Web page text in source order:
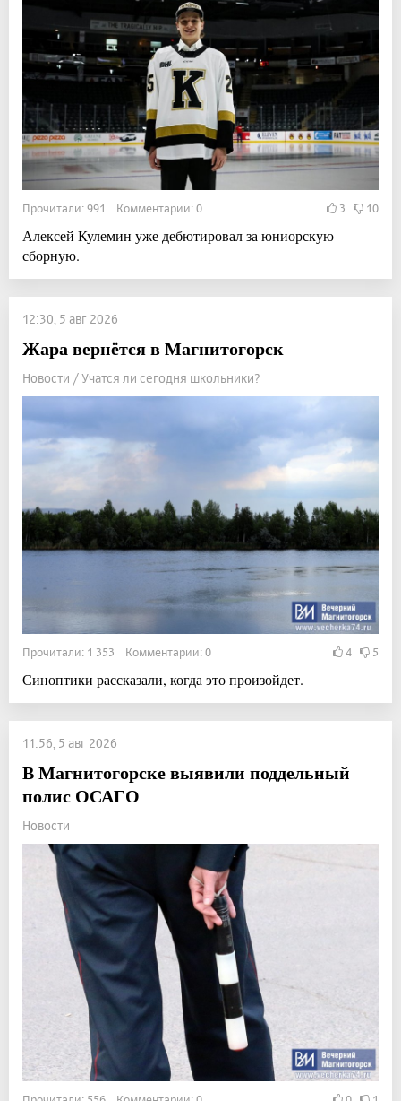
Прочитали: 991 Комментарии: 0 3 10
Алексей Кулемин уже дебютировал за юниорскую
сборную.
12:30, 5 авг 2026
Жара вернётся в Магнитогорск
Новости / Учатся ли сегодня школьники?
Прочитали: 1 353 Комментарии: 0 4 5
Синоптики рассказали, когда это произойдет.
11:56, 5 авг 2026
В Магнитогорске выявили поддельный
полис ОСАГО
Новости